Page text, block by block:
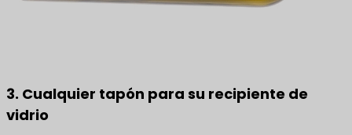
3. Cualquier tapón para su recipiente de
vidrio